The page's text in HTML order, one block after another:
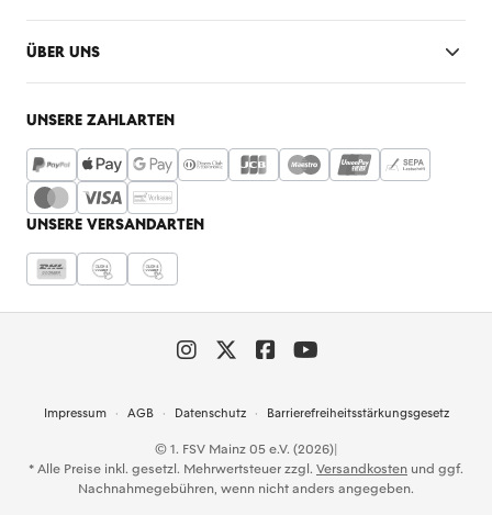
ÜBER UNS
UNSERE ZAHLARTEN
UNSERE VERSANDARTEN
Impressum AGB Datenschutz Barrierefreiheitsstärkungsgesetz
© 1. FSV Mainz 05 e.V. (2026)|
* Alle Preise inkl. gesetzl. Mehrwertsteuer zzgl. Versandkosten und ggf.
Nachnahmegebühren, wenn nicht anders angegeben.